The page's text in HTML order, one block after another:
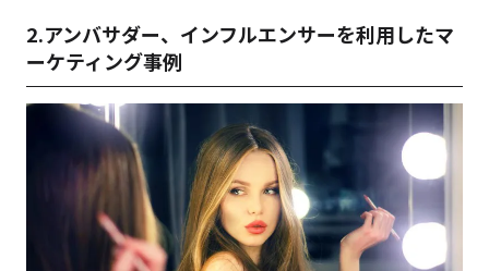
2.アンバサダー、インフルエンサーを利用したマ
ーケティング事例